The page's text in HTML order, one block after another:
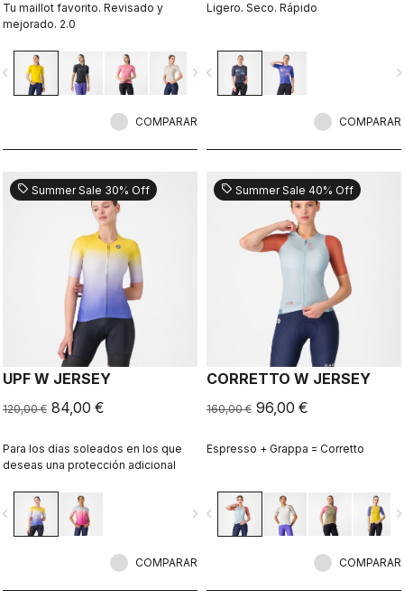
Tu maillot favorito. Revisado y
mejorado. 2.0
navigate_next
COMPARAR
Ligero. Seco. Rápido
navigate_before
COMPARAR
sell Summer Sale 30% Off
UPF W JERSEY
120,00 € 84,00 €
Para los días soleados en los que
deseas una protección adicional
navigate_next
COMPARAR
sell Summer Sale 40% Off
CORRETTO W JERSEY
160,00 € 96,00 €
Espresso + Grappa = Corretto
navigate_before
COMPARAR